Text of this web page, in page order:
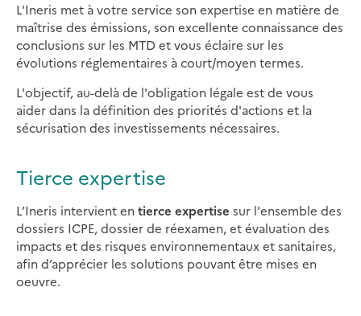
L'Ineris met à votre service son expertise en matière de
maîtrise des émissions, son excellente connaissance des
conclusions sur les MTD et vous éclaire sur les
évolutions réglementaires à court/moyen termes.
L'objectif, au-delà de l'obligation légale est de vous
aider dans la définition des priorités d'actions et la
sécurisation des investissements nécessaires.
Tierce expertise
L’Ineris intervient en tierce expertise sur l'ensemble des
dossiers ICPE, dossier de réexamen, et évaluation des
impacts et des risques environnementaux et sanitaires,
afin d’apprécier les solutions pouvant être mises en
oeuvre.